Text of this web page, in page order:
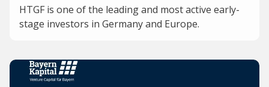
HTGF is one of the leading and most active early-
stage investors in Germany and Europe.